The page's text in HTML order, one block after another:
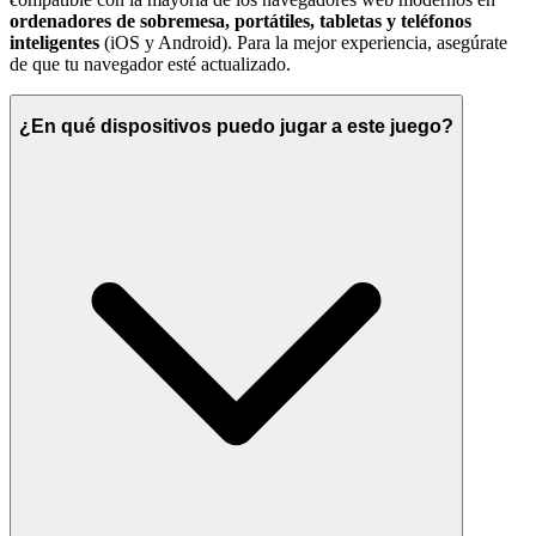
ordenadores de sobremesa, portátiles, tabletas y teléfonos
inteligentes (iOS y Android). Para la mejor experiencia, asegúrate
de que tu navegador esté actualizado.
¿En qué dispositivos puedo jugar a este juego?